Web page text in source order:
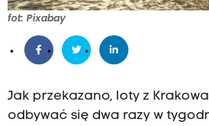
fot: Pixabay
Jak przekazano, loty z
odbywać się dwa razy w